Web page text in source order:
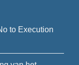
to Execution